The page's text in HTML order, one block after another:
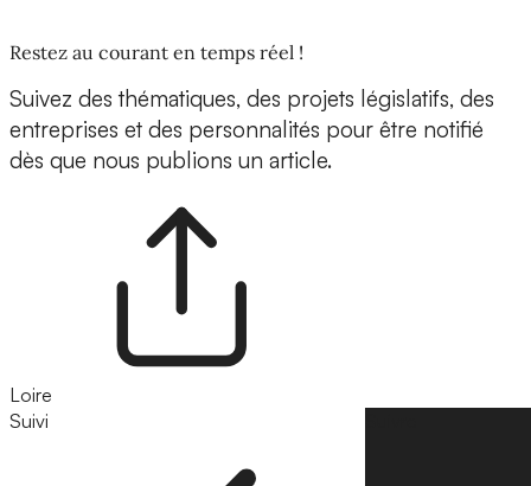
Restez au courant en temps réel !
Suivez des thématiques, des projets législatifs, des
entreprises et des personnalités pour être notifié
dès que nous publions un article.
Loire
Suivi